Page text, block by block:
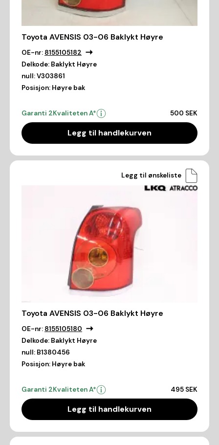
Toyota AVENSIS 03-06 Baklykt Høyre
OE-nr: 8155105182
Delkode: Baklykt Høyre
null:V303861
Posisjon: Høyre bak
Garanti 2Kvaliteten A* 500 SEK
Legg til handlekurven
Legg til ønskeliste
Toyota AVENSIS 03-06 Baklykt Høyre
OE-nr: 8155105180
Delkode: Baklykt Høyre
null: B1380456
Posisjon: Høyre bak
Garanti 2Kvaliteten A* 495 SEK
Legg til handlekurven